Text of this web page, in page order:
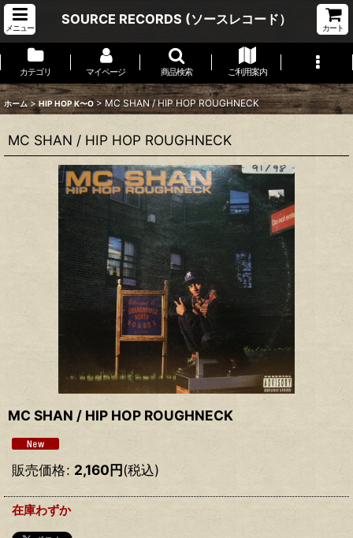
メニュー
SOURCE RECORDS (ソースレコード）
カート
カテゴリ マイページ 商品検索 ご利用案内
ホーム > HIP HOP K〜O > MC SHAN / HIP HOP ROUGHNECK
MC SHAN / HIP HOP ROUGHNECK
MC SHAN / HIP HOP ROUGHNECK
販売価格: 2,160円(税込)
在庫わずか